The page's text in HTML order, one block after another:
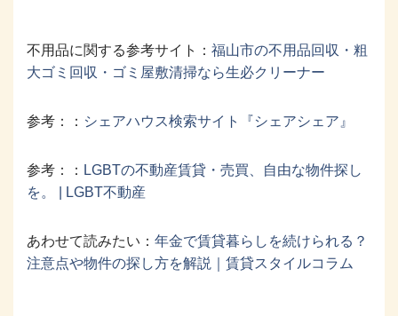
不用品に関する参考サイト： 福山市の不用品回収・粗
大ゴミ回収・ゴミ屋敷清掃なら生必クリーナー
参考：： シェアハウス検索サイト『シェアシェア』
参考：： LGBTの不動産賃貸・売買、自由な物件探し
を。 | LGBT不動産
あわせて読みたい： 年金で賃貸暮らしを続けられる？
注意点や物件の探し方を解説｜賃貸スタイルコラム